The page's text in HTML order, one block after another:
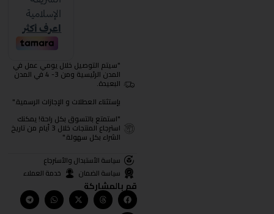
"سيتم التوصيل خلال يومي عمل في
المدن الرئيسية ومن 3- 4 في المدن
البعيدة.
بإستثناء العطلات و الإجازات الرسمية."
"استمتع بالتسوق بكل راحة! يمكنك
استرجاع المنتجات خلال 3 أيام من تاريخ
الشراء بكل سهولة."
سياسة الأستبدال والأسترجاع
سياسة الضمان
خدمة العملاء
قم بالمشاركة